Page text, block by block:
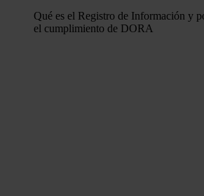
Qué es el Registro de Información y
el cumplimiento de DORA